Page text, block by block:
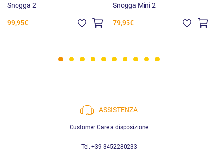
Snogga 2
99,95€
Snogga Mini 2
79,95€
ASSISTENZA
Customer Care a disposizione
Tel. +39 3452280233